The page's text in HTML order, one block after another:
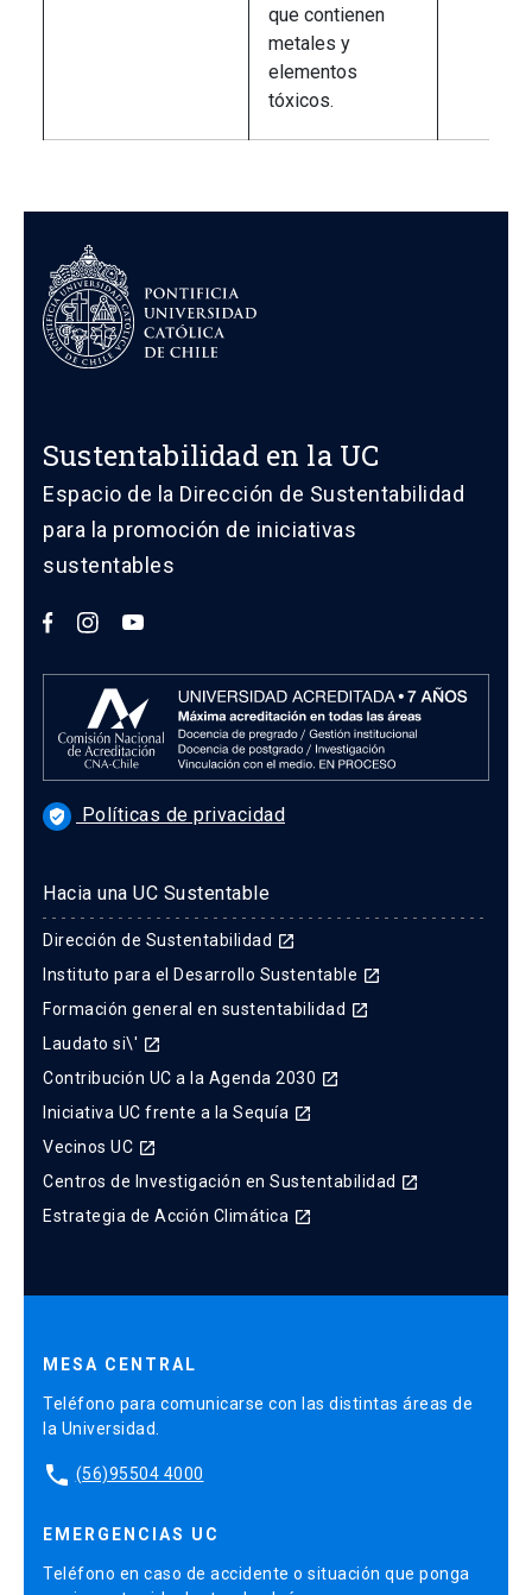
que contienen
metales y
elementos
tóxicos.
Sustentabilidad en la UC
Espacio de la Dirección de Sustentabilidad
para la promoción de iniciativas
sustentables
verified_user Políticas de privacidad
Hacia una UC Sustentable
Dirección de Sustentabilidad launch
Instituto para el Desarrollo Sustentable launch
Formación general en sustentabilidad launch
Laudato si\' launch
Contribución UC a la Agenda 2030 launch
Iniciativa UC frente a la Sequía launch
Vecinos UC launch
Centros de Investigación en Sustentabilidad launch
Estrategia de Acción Climática launch
MESA CENTRAL
Teléfono para comunicarse con las distintas áreas de
la Universidad.
phone (56)95504 4000
EMERGENCIAS UC
Teléfono en caso de accidente o situación que ponga